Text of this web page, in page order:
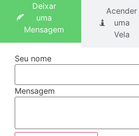
Deixar
uma
Mensagem
Acender
uma
Vela
Seu nome
Mensagem